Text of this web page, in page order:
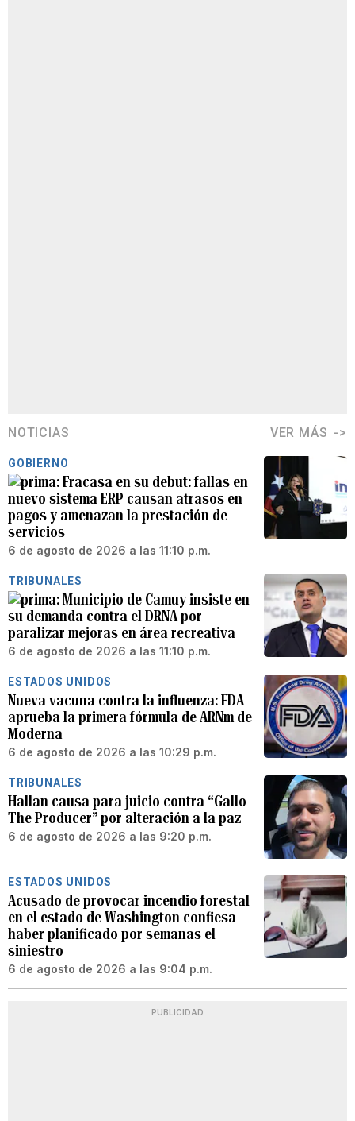
NOTICIAS VER MÁS
GOBIERNO
Fracasa en su debut: fallas en
nuevo sistema ERP causan atrasos en
pagos y amenazan la prestación de
servicios
6 de agosto de 2026 a las 11:10 p.m.
TRIBUNALES
Municipio de Camuy insiste en
su demanda contra el DRNA por
paralizar mejoras en área recreativa
6 de agosto de 2026 a las 11:10 p.m.
ESTADOS UNIDOS
Nueva vacuna contra la influenza: FDA
aprueba la primera fórmula de ARNm de
Moderna
6 de agosto de 2026 a las 10:29 p.m.
TRIBUNALES
Hallan causa para juicio contra “Gallo
The Producer” por alteración a la paz
6 de agosto de 2026 a las 9:20 p.m.
ESTADOS UNIDOS
Acusado de provocar incendio forestal
en el estado de Washington confiesa
haber planificado por semanas el
siniestro
6 de agosto de 2026 a las 9:04 p.m.
PUBLICIDAD